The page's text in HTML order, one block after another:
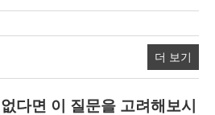
더 보기
다면 이 질문을 고려해보시